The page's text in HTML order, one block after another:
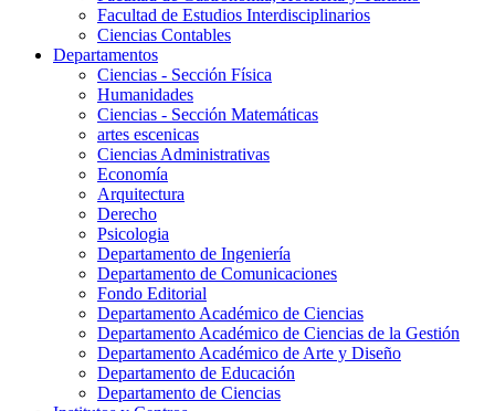
Facultad de Estudios Interdisciplinarios
Ciencias Contables
Departamentos
Ciencias - Sección Física
Humanidades
Ciencias - Sección Matemáticas
artes escenicas
Ciencias Administrativas
Economía
Arquitectura
Derecho
Psicologia
Departamento de Ingeniería
Departamento de Comunicaciones
Fondo Editorial
Departamento Académico de Ciencias
Departamento Académico de Ciencias de la Gestión
Departamento Académico de Arte y Diseño
Departamento de Educación
Departamento de Ciencias